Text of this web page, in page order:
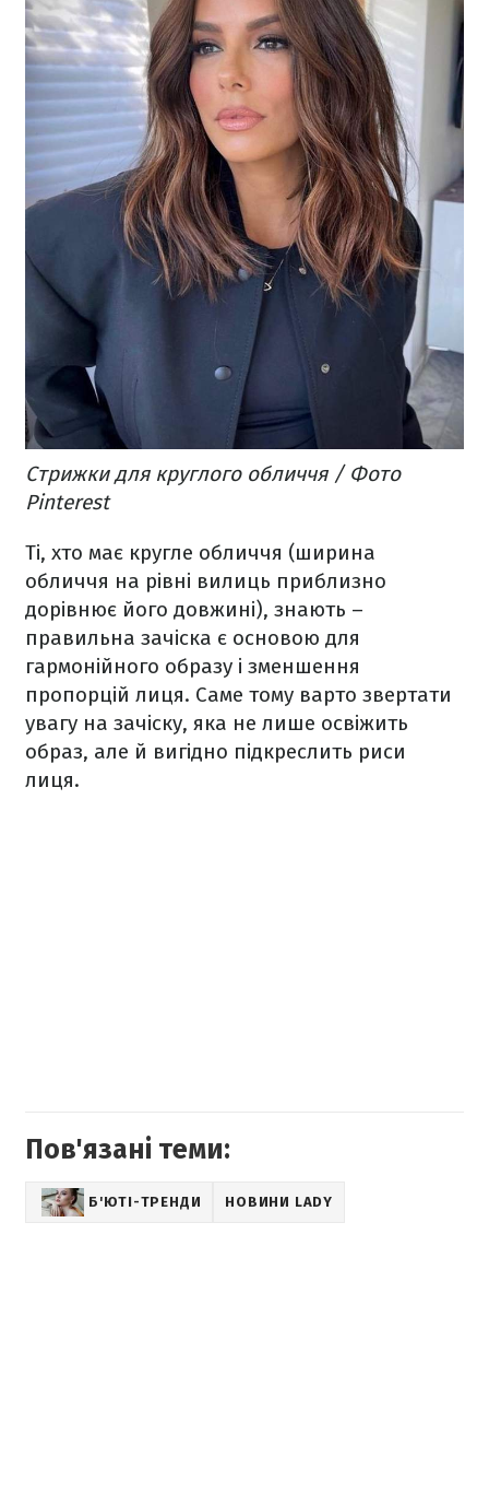
Стрижки для круглого обличчя / Фото
Pinterest
Ті, хто має кругле обличчя (ширина
обличчя на рівні вилиць приблизно
дорівнює його довжині), знають –
правильна зачіска є основою для
гармонійного образу і зменшення
пропорцій лиця. Саме тому варто звертати
увагу на зачіску, яка не лише освіжить
образ, але й вигідно підкреслить риси
лиця.
Пов'язані теми:
Б'ЮТІ-ТРЕНДИ НОВИНИ LADY